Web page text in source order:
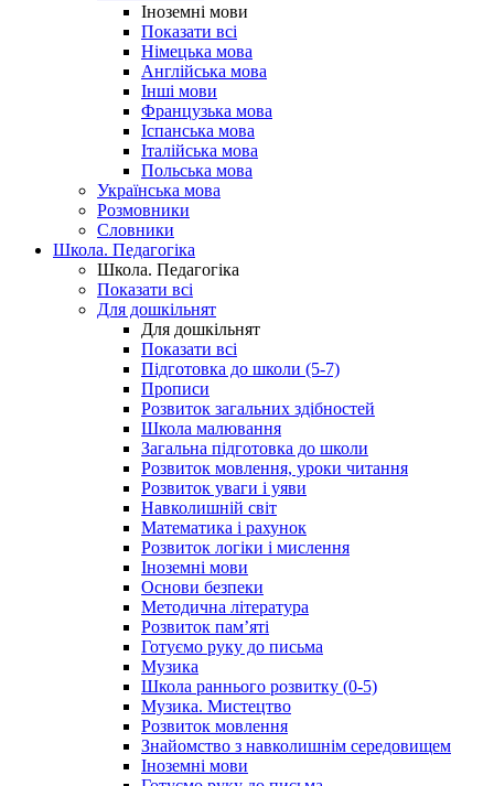
Іноземні мови
Показати всі
Німецька мова
Англійська мова
Інші мови
Французька мова
Іспанська мова
Італійська мова
Польська мова
Українська мова
Розмовники
Словники
Школа. Педагогіка
Школа. Педагогіка
Показати всі
Для дошкільнят
Для дошкільнят
Показати всі
Підготовка до школи (5-7)
Прописи
Розвиток загальних здібностей
Школа малювання
Загальна підготовка до школи
Розвиток мовлення, уроки читання
Розвиток уваги і уяви
Навколишній світ
Математика і рахунок
Розвиток логіки і мислення
Іноземні мови
Основи безпеки
Методична література
Розвиток пам’яті
Готуємо руку до письма
Музика
Школа раннього розвитку (0-5)
Музика. Мистецтво
Розвиток мовлення
Знайомство з навколишнім середовищем
Іноземні мови